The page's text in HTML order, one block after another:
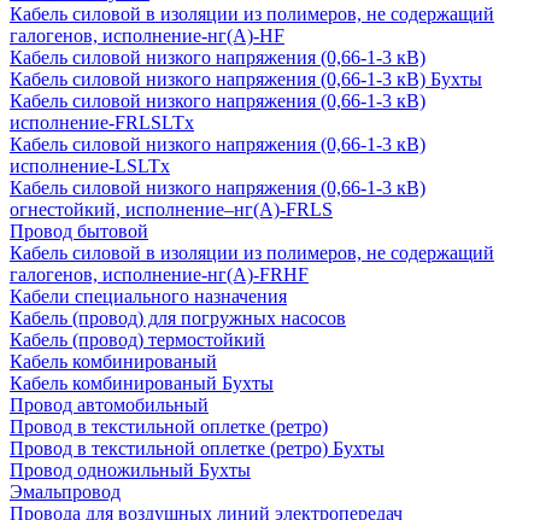
Кабель силовой в изоляции из полимеров, не содержащий
галогенов, исполнение-нг(А)-HF
Кабель силовой низкого напряжения (0,66-1-3 кВ)
Кабель силовой низкого напряжения (0,66-1-3 кВ) Бухты
Кабель силовой низкого напряжения (0,66-1-3 кВ)
исполнение-FRLSLTx
Кабель силовой низкого напряжения (0,66-1-3 кВ)
исполнение-LSLTx
Кабель силовой низкого напряжения (0,66-1-3 кВ)
огнестойкий, исполнение–нг(А)-FRLS
Провод бытовой
Кабель силовой в изоляции из полимеров, не содержащий
галогенов, исполнение-нг(А)-FRHF
Кабели специального назначения
Кабель (провод) для погружных насосов
Кабель (провод) термостойкий
Кабель комбинированый
Кабель комбинированый Бухты
Провод автомобильный
Провод в текстильной оплетке (ретро)
Провод в текстильной оплетке (ретро) Бухты
Провод одножильный Бухты
Эмальпровод
Провода для воздушных линий электропередач